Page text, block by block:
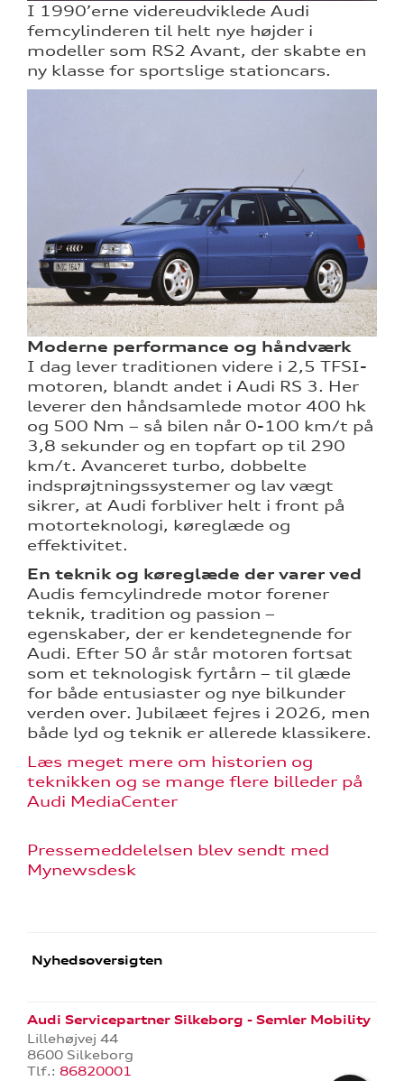
I 1990’erne videreudviklede Audi
femcylinderen til helt nye højder i
modeller som RS2 Avant, der skabte en
ny klasse for sportslige stationcars.
Moderne performance og håndværk
I dag lever traditionen videre i 2,5 TFSI-
motoren, blandt andet i Audi RS 3. Her
leverer den håndsamlede motor 400 hk
og 500 Nm – så bilen når 0-100 km/t på
3,8 sekunder og en topfart op til 290
km/t. Avanceret turbo, dobbelte
indsprøjtningssystemer og lav vægt
sikrer, at Audi forbliver helt i front på
motorteknologi, køreglæde og
effektivitet.
En teknik og køreglæde der varer ved
Audis femcylindrede motor forener
teknik, tradition og passion –
egenskaber, der er kendetegnende for
Audi. Efter 50 år står motoren fortsat
som et teknologisk fyrtårn – til glæde
for både entusiaster og nye bilkunder
verden over. Jubilæet fejres i 2026, men
både lyd og teknik er allerede klassikere.
Læs meget mere om historien og
teknikken og se mange flere billeder på
Audi MediaCenter
Pressemeddelelsen blev sendt med
Mynewsdesk
Nyhedsoversigten
Audi Servicepartner Silkeborg - Semler Mobility
Lillehøjvej 44
8600 Silkeborg
Tlf.: 86820001